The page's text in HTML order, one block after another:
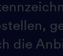
die